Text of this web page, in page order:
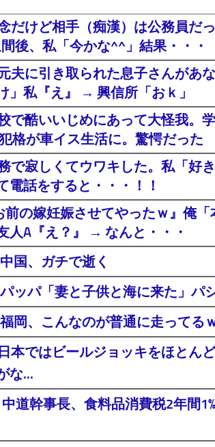
だけど相手（痴漢）は公務員だ
後、私「今かな^^」結果・・・
夫に引き取られた息子さんがあ
」私『え』 → 興信所「おｋ」
で酷いいじめにあって大怪我。
格が車イス生活に。驚愕だった
で寂しくてウワキした。私「好
電話をすると・・・！！
前の嫁妊娠させてやったｗ』俺
人A『え？』 → なんと・・・
中国、ガチで逝く
パッパ「妻と子供と海に来た」
福岡、こんなのが普通に走って
本ではビールジョッキをほとん
な...
中道幹事長、食料品消費税2年